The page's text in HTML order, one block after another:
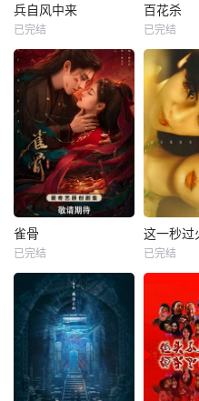
兵自风中来
已完结
百花杀
已完结
雀骨
已完结
这一秒过
已完结